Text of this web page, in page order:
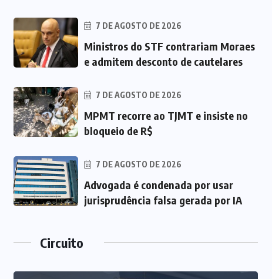
7 DE AGOSTO DE 2026
Ministros do STF contrariam Moraes
e admitem desconto de cautelares
7 DE AGOSTO DE 2026
MPMT recorre ao TJMT e insiste no
bloqueio de R$
7 DE AGOSTO DE 2026
Advogada é condenada por usar
jurisprudência falsa gerada por IA
Circuito